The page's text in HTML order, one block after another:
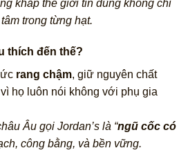
khắp thế giới tin dùng không chỉ
trong từng hạt.
thích đến thế?
rang chậm, giữ nguyên chất
họ luôn nói không với phụ gia
Âu gọi Jordan’s là “ngũ cốc có
công bằng, và bền vững.